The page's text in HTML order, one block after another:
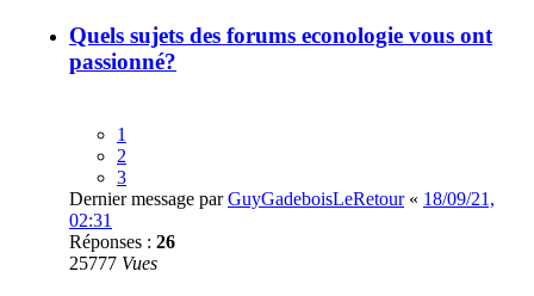
Quels sujets des forums econologie vous ont
passionné?
1
2
3
Dernier message parGuyGadeboisLeRetour« 18/09/21,
02:31
Réponses : 26
25777 Vues